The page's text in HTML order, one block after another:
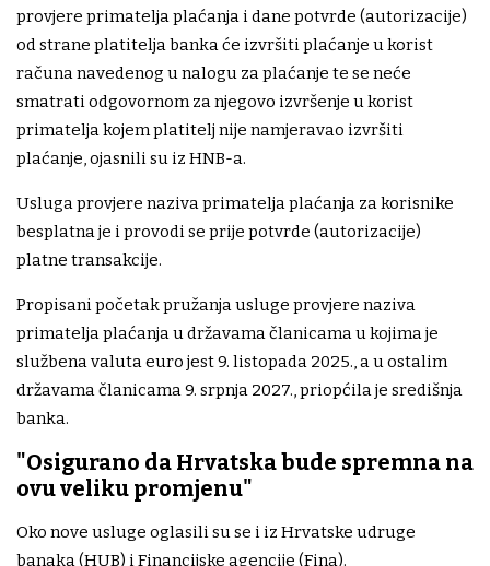
provjere primatelja plaćanja i dane potvrde (autorizacije)
od strane platitelja banka će izvršiti plaćanje u korist
računa navedenog u nalogu za plaćanje te se neće
smatrati odgovornom za njegovo izvršenje u korist
primatelja kojem platitelj nije namjeravao izvršiti
plaćanje, ojasnili su iz HNB-a.
Usluga provjere naziva primatelja plaćanja za korisnike
besplatna je i provodi se prije potvrde (autorizacije)
platne transakcije.
Propisani početak pružanja usluge provjere naziva
primatelja plaćanja u državama članicama u kojima je
službena valuta euro jest 9. listopada 2025., a u ostalim
državama članicama 9. srpnja 2027., priopćila je središnja
banka.
"Osigurano da Hrvatska bude spremna na
ovu veliku promjenu"
Oko nove usluge oglasili su se i iz Hrvatske udruge
banaka (HUB) i Financijske agencije (Fina).